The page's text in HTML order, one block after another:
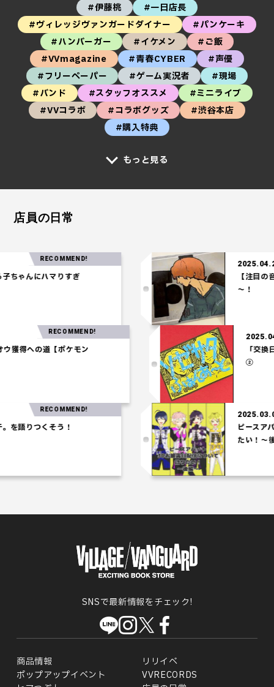
#伊藤桃
#一日店長
#ヴィレッジヴァンガードダイナー
#パンケーキ
#ハンバーガー
#イケメン
#ご飯
#VVmagazine
#青春CYBER
#声優
#フリーペーパー
#ゲーム実況者
#現場
#バンド
#スタッフオススメ
#ミニライブ
#VVコラボ
#コラボグッズ
#渋谷本店
#購入特典
もっと見る
店員の日常
ゃんにハマりすぎ
RECOMMEND!
2025.04.24
【注目の音楽
～！
オウ獲得への道【ポケモン
RECOMMEND!
「
語りつくそう！
RECOMMEND!
2025.03.06
ピースアパー
たい！～後編
SNSで最新情報をチェック!
商品情報
リリイベ
ポップアップイベント
VVRECORDS